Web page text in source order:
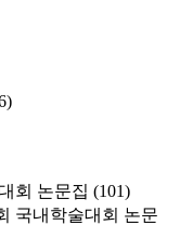
회 논문집 (101)
국내학술대회 논문